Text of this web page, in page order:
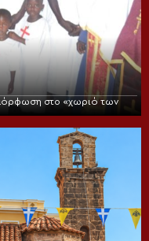
στο «χωριό των